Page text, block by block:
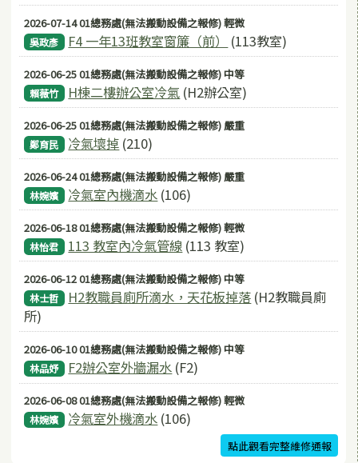
2026-07-14 01總務處(無法搬動設備之報修) 輕微
吳政彥 F4 一年13班教室窗簾（前） (113教室)
2026-06-25 01總務處(無法搬動設備之報修) 中等
賴薇竹 H棟二樓辦公室冷氣 (H2辦公室)
2026-06-25 01總務處(無法搬動設備之報修) 嚴重
鄭育民 冷氣壞掉 (210)
2026-06-24 01總務處(無法搬動設備之報修) 嚴重
林婉嬪 冷氣室內機滴水 (106)
2026-06-18 01總務處(無法搬動設備之報修) 輕微
林怡君 113 教室內冷氣管線 (113 教室)
2026-06-12 01總務處(無法搬動設備之報修) 中等
林士哲 H2教職員廁所滴水，天花板掉落 (H2教職員廁
所)
2026-06-10 01總務處(無法搬動設備之報修) 中等
林品妤 F2辦公室外牆漏水 (F2)
2026-06-08 01總務處(無法搬動設備之報修) 輕微
林婉嬪 冷氣室外機滴水 (106)
點此觀看完整維修通報